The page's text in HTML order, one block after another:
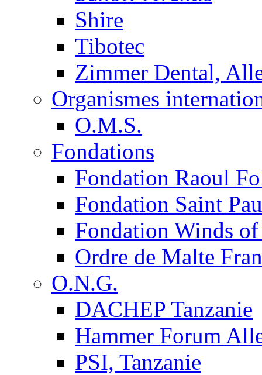
Shire
Tibotec
Zimmer Dental,
Organismes
O.M.S.
Fondations
Fondation Raoul
Fondation Saint
Fondation Winds
Ordre de Malte
O.N.G.
DACHEP Tanzanie
Hammer Forum
PSI, Tanzanie